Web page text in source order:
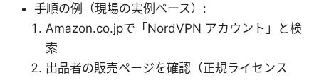
手順の例（現場の実例ベース）:
Amazon.co.jpで「NordVPN アカウント」と検
索
出品者の販売ページを確認（正規ライセンス